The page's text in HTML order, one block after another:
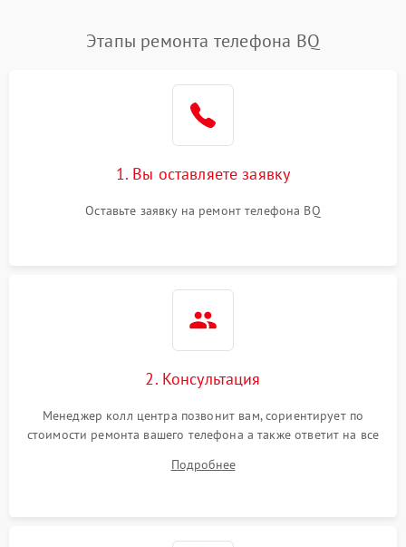
Этапы ремонта телефона BQ
1. Вы оставляете заявку
Оставьте заявку на ремонт телефона BQ
2. Консультация
Менеджер колл центра позвонит вам, сориентирует по
стоимости ремонта вашего телефона а также ответит на все
Подробнее